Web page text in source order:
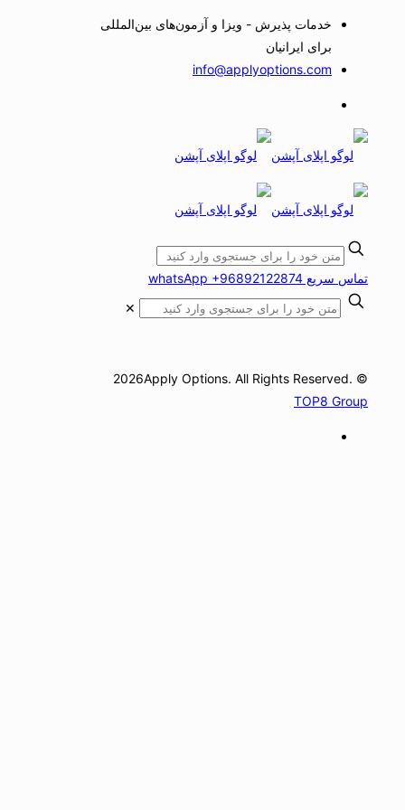
خدمات پذیرش - ویزا و آزمون‌های بین‌المللی
برای ایرانیان
info@applyoptions.com
تماس سریع whatsApp +96892122874
✕
© 2026Apply Options. All Rights Reserved.
TOP8 Group